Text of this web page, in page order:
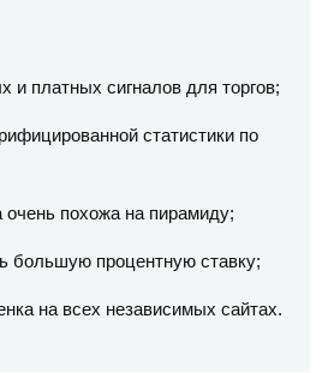
и платных сигналов для торгов;
статистики по
очень похожа на пирамиду;
большую процентную ставку;
на всех независимых сайтах.